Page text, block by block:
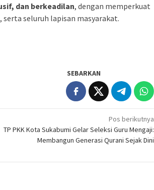
dan berkeadilan, dengan memperkuat
seluruh lapisan masyarakat.
SEBARKAN
Pos berikutnya
TP PKK Kota Sukabumi Gelar Seleksi Guru Mengaji:
Membangun Generasi Qurani Sejak Dini